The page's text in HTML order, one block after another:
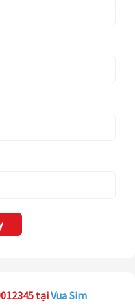
tạiVua Sim